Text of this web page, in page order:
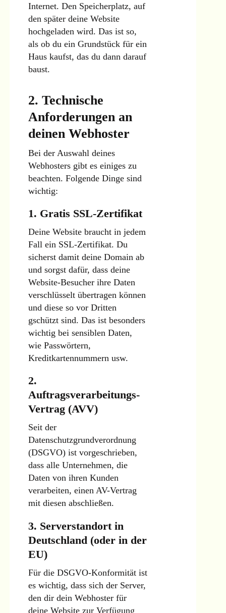
Internet. Den Speicherplatz, auf
den später deine Website
hochgeladen wird. Das ist so,
als ob du ein Grundstück für ein
Haus kaufst, das du dann darauf
baust.
2. Technische
Anforderungen an
deinen Webhoster
Bei der Auswahl deines
Webhosters gibt es einiges zu
beachten. Folgende Dinge sind
wichtig:
1. Gratis SSL-Zertifikat
Deine Website braucht in jedem
Fall ein SSL-Zertifikat. Du
sicherst damit deine Domain ab
und sorgst dafür, dass deine
Website-Besucher ihre Daten
verschlüsselt übertragen können
und diese so vor Dritten
gschützt sind. Das ist besonders
wichtig bei sensiblen Daten,
wie Passwörtern,
Kreditkartennummern usw.
2.
Auftragsverarbeitungs-
Vertrag (AVV)
Seit der
Datenschutzgrundverordnung
(DSGVO) ist vorgeschrieben,
dass alle Unternehmen, die
Daten von ihren Kunden
verarbeiten, einen AV-Vertrag
mit diesen abschließen.
3. Serverstandort in
Deutschland (oder in der
EU)
Für die DSGVO-Konformität ist
es wichtig, dass sich der Server,
den dir dein Webhoster für
deine Website zur Verfügung